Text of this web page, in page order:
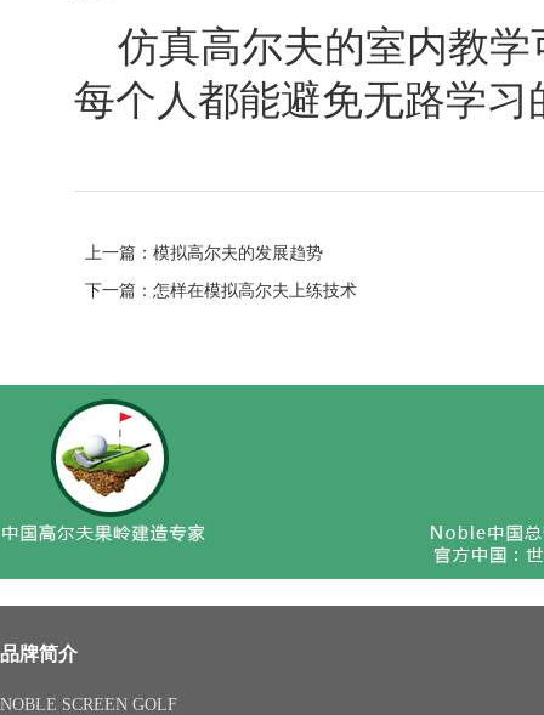
仿真高尔夫的室内教学
每个人都能避免无路学习
上一篇： 模拟高尔夫的发展趋势
下一篇： 怎样在模拟高尔夫上练技术
品牌简介
NOBLE SCREEN GOLF